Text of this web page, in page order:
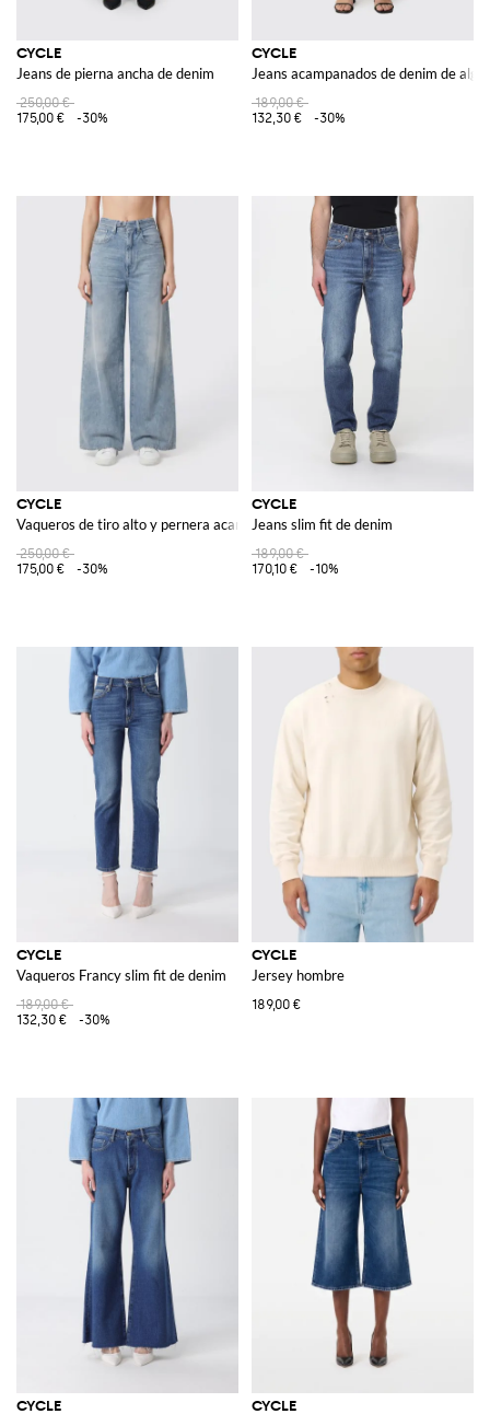
CYCLE
Jeans de pierna ancha de denim
250,00 €
175,00 €
-30%
CYCLE
Jeans acampanados de denim de
189,00 €
132,30 €
-30%
CYCLE
Vaqueros de tiro alto y pernera acampanada en denim de puro algodón
250,00 €
175,00 €
-30%
CYCLE
Jeans slim fit de denim
189,00 €
170,10 €
-10%
CYCLE
Vaqueros Francy slim fit de denim
189,00 €
132,30 €
-30%
CYCLE
Jersey hombre
189,00 €
CYCLE CYCLE